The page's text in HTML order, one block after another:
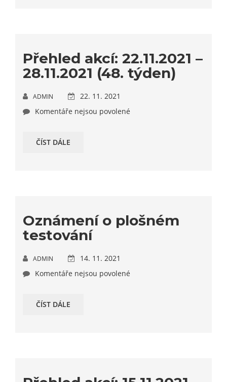
Přehled akcí: 22.11.2021 –
28.11.2021 (48. týden)
ADMIN
22. 11. 2021
Komentáře nejsou povolené
ČÍST DÁLE
Oznámení o plošném
testování
ADMIN
14. 11. 2021
Komentáře nejsou povolené
ČÍST DÁLE